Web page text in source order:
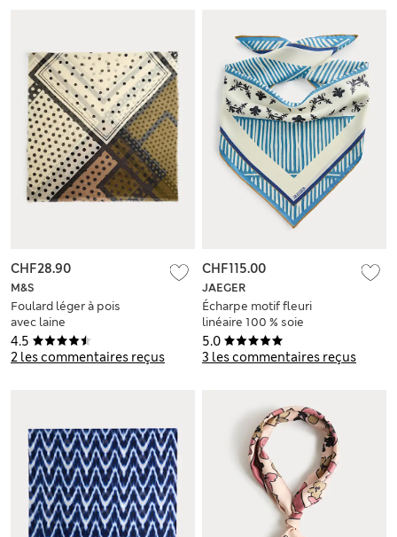
4.5
2 les commentaires reçus
M&S
Foulard léger à pois
avec laine
CHF28.90
5.0
3 les commentaires reçus
JAEGER
Écharpe motif fleuri
linéaire 100 % soie
CHF115.00